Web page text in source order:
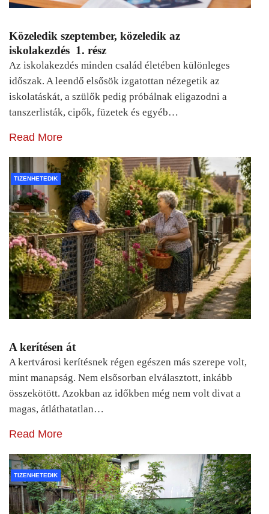
Közeledik szeptember, közeledik az
iskolakezdés 1. rész
Az iskolakezdés minden család életében különleges
időszak. A leendő elsősök izgatottan nézegetik az
iskolatáskát, a szülők pedig próbálnak eligazodni a
tanszerlisták, cipők, füzetek és egyéb…
Read More
TIZENHETEDIK
A kerítésen át
A kertvárosi kerítésnek régen egészen más szerepe volt,
mint manapság. Nem elsősorban elválasztott, inkább
összekötött. Azokban az időkben még nem volt divat a
magas, átláthatatlan…
Read More
TIZENHETEDIK